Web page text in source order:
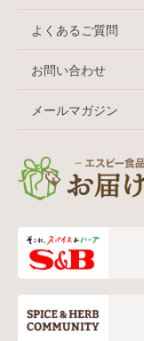
よくあるご質問
お問い合わせ
メールマガジン